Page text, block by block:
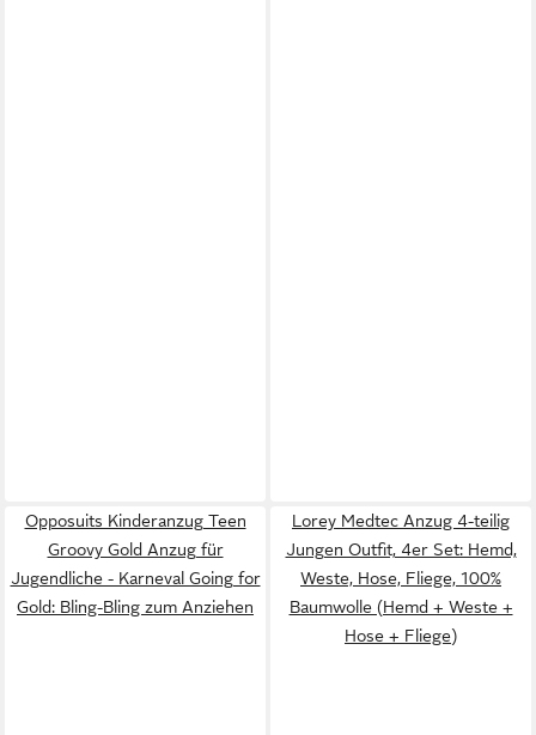
Opposuits Kinderanzug Teen
Groovy Gold Anzug für
Jugendliche - Karneval Going for
Gold: Bling-Bling zum Anziehen
Lorey Medtec Anzug 4-teilig
Jungen Outfit, 4er Set: Hemd,
Weste, Hose, Fliege, 100%
Baumwolle (Hemd + Weste +
Hose + Fliege)